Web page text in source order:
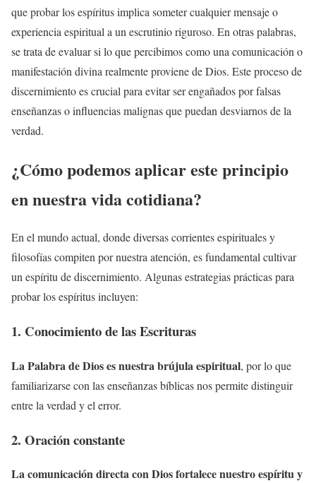
que probar los espíritus implica someter cualquier mensaje o
experiencia espiritual a un escrutinio riguroso. En otras palabras,
se trata de evaluar si lo que percibimos como una comunicación o
manifestación divina realmente proviene de Dios. Este proceso de
discernimiento es crucial para evitar ser engañados por falsas
enseñanzas o influencias malignas que puedan desviarnos de la
verdad.
¿Cómo podemos aplicar este principio
en nuestra vida cotidiana?
En el mundo actual, donde diversas corrientes espirituales y
filosofías compiten por nuestra atención, es fundamental cultivar
un espíritu de discernimiento. Algunas estrategias prácticas para
probar los espíritus incluyen:
1. Conocimiento de las Escrituras
La Palabra de Dios es nuestra brújula espiritual, por lo que
familiarizarse con las enseñanzas bíblicas nos permite distinguir
entre la verdad y el error.
2. Oración constante
La comunicación directa con Dios fortalece nuestro espíritu y